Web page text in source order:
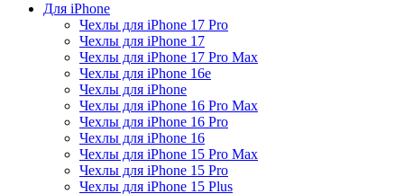
Для iPhone
Чехлы для iPhone 17 Pro
Чехлы для iPhone 17
Чехлы для iPhone 17 Pro Max
Чехлы для iPhone 16e
Чехлы для iPhone
Чехлы для iPhone 16 Pro Max
Чехлы для iPhone 16 Pro
Чехлы для iPhone 16
Чехлы для iPhone 15 Pro Max
Чехлы для iPhone 15 Pro
Чехлы для iPhone 15 Plus